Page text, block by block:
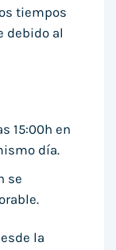
tiempos
debido al
15:00h en
día.
se
la